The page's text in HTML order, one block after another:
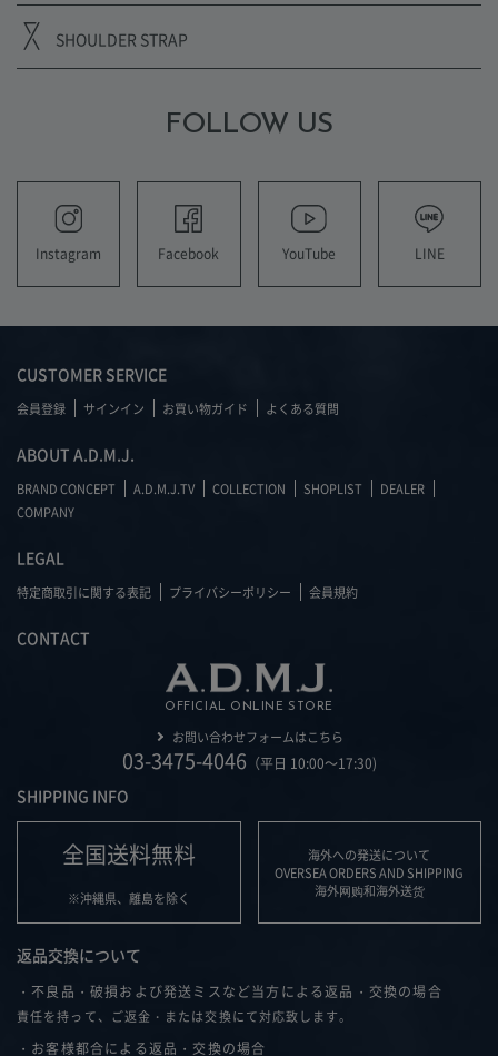
SHOULDER STRAP
FOLLOW US
Instagram Facebook YouTube LINE
CUSTOMER SERVICE
会員登録 サインイン お買い物ガイド よくある質問
ABOUT A.D.M.J.
BRAND CONCEPT A.D.M.J.TV COLLECTION SHOPLIST
DEALER
COMPANY
LEGAL
特定商取引に関する表記 プライバシーポリシー 会員規約
CONTACT
OFFICIAL ONLINE STORE
お問い合わせフォームはこちら
03-3475-4046 （平日 10:00～17:30)
SHIPPING INFO
全国送料無料
※沖縄県、離島を除く
海外への発送について
OVERSEA ORDERS AND SHIPPING
海外网购和海外送货
返品交換について
・不良品・破損および発送ミスなど当方による返品・交換の場合
責任を持って、ご返金・または交換にて対応致します。
・お客様都合による返品・交換の場合